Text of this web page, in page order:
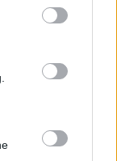
ανέγερση
της Κύπρου, ως
μια ολόμαυρη
τα